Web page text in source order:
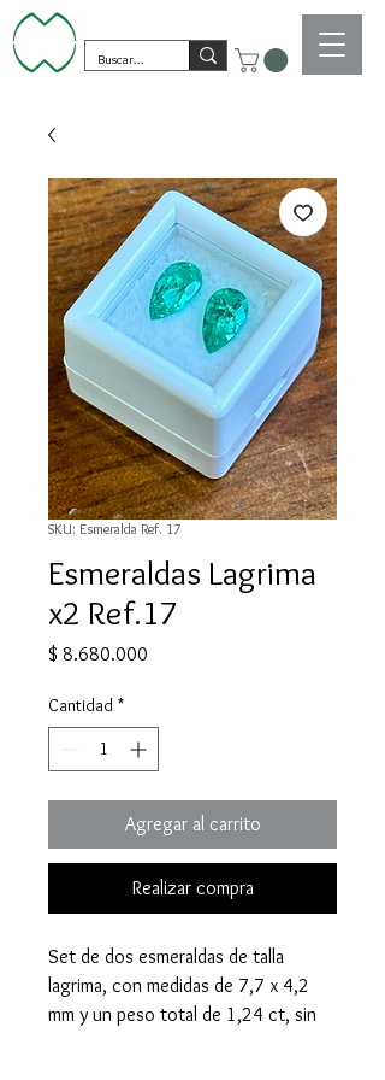
SKU: Esmeralda Ref. 17
Esmeraldas Lagrima
x2 Ref.17
$ 8.680.000
Cantidad *
Agregar al carrito
Realizar compra
Set de dos esmeraldas de talla
lagrima, con medidas de 7,7 x 4,2
mm y un peso total de 1,24 ct, sin